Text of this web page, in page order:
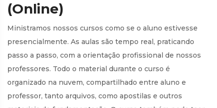
(Online)
Ministramos nossos cursos como se o aluno estivesse
presencialmente. As aulas são tempo real, praticando
passo a passo, com a orientação profissional de nossos
professores. Todo o material durante o curso é
organizado na nuvem, compartilhado entre aluno e
professor, tanto arquivos, como apostilas e outros